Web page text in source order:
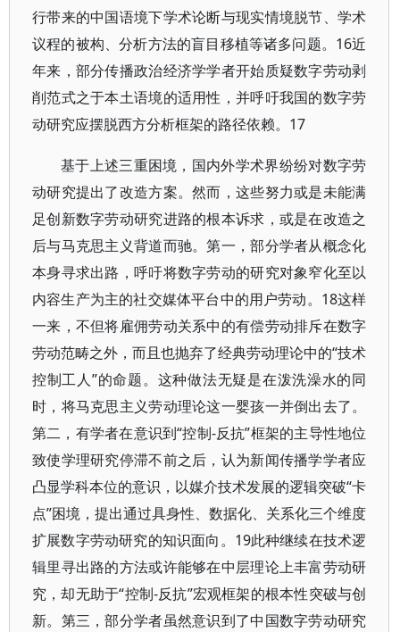
行带来的中国语境下学术论断与现实情境脱节、学术
议程的被构、分析方法的盲目移植等诸多问题。16近
年来，部分传播政治经济学学者开始质疑数字劳动剥
削范式之于本土语境的适用性，并呼吁我国的数字劳
动研究应摆脱西方分析框架的路径依赖。17
基于上述三重困境，国内外学术界纷纷对数字劳
动研究提出了改造方案。然而，这些努力或是未能满
足创新数字劳动研究进路的根本诉求，或是在改造之
后与马克思主义背道而驰。第一，部分学者从概念化
本身寻求出路，呼吁将数字劳动的研究对象窄化至以
内容生产为主的社交媒体平台中的用户劳动。18这样
一来，不但将雇佣劳动关系中的有偿劳动排斥在数字
劳动范畴之外，而且也抛弃了经典劳动理论中的“技术
控制工人”的命题。这种做法无疑是在泼洗澡水的同
时，将马克思主义劳动理论这一婴孩一并倒出去了。
第二，有学者在意识到“控制-反抗”框架的主导性地位
致使学理研究停滞不前之后，认为新闻传播学学者应
凸显学科本位的意识，以媒介技术发展的逻辑突破“卡
点”困境，提出通过具身性、数据化、关系化三个维度
扩展数字劳动研究的知识面向。19此种继续在技术逻
辑里寻出路的方法或许能够在中层理论上丰富劳动研
究，却无助于“控制-反抗”宏观框架的根本性突破与创
新。第三，部分学者虽然意识到了中国数字劳动研究